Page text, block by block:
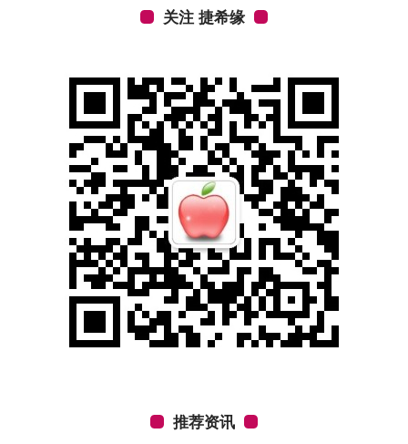
关注 捷希缘
推荐资讯